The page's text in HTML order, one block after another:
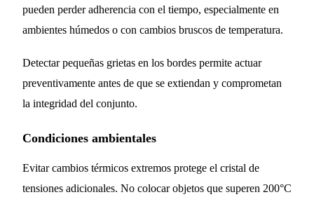
pueden perder adherencia con el tiempo, especialmente en
ambientes húmedos o con cambios bruscos de temperatura.
Detectar pequeñas grietas en los bordes permite actuar
preventivamente antes de que se extiendan y comprometan
la integridad del conjunto.
Condiciones ambientales
Evitar cambios térmicos extremos protege el cristal de
tensiones adicionales. No colocar objetos que superen 200°C